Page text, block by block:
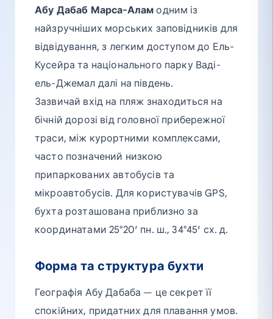
Абу Дабаб Марса-Алам одним із
найзручніших морських заповідників для
відвідування, з легким доступом до Ель-
Кусейра та національного парку Ваді-
ель-Джемал далі на південь.
Зазвичай вхід на пляж знаходиться на
бічній дорозі від головної прибережної
траси, між курортними комплексами,
часто позначений низкою
припаркованих автобусів та
мікроавтобусів. Для користувачів GPS,
бухта розташована приблизно за
координатами 25°20′ пн. ш., 34°45′ сх. д.
Форма та структура бухти
Географія Абу Дабаба — це секрет її
спокійних, придатних для плавання умов.